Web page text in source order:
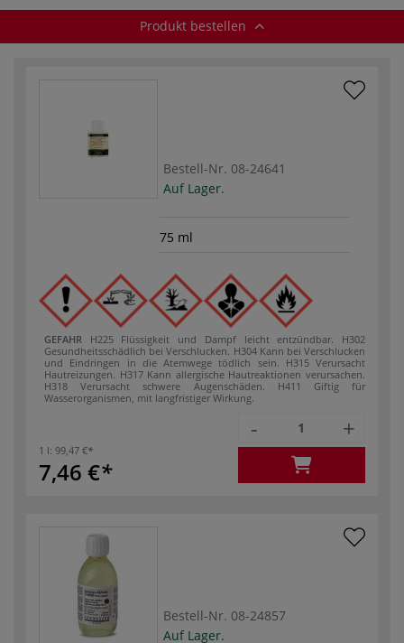
Produkt bestellen
Bestell-Nr. 08-24641
Auf Lager.
75 ml
GEFAHR H225 Flüssigkeit und Dampf leicht entzündbar.
H302
Gesundheitsschädlich bei Verschlucken. H304 Kann bei Verschlucken
und Eindringen in die Atemwege tödlich sein. H315 Verursacht
Hautreizungen. H317 Kann allergische Hautreaktionen verursachen.
H318 Verursacht schwere Augenschäden.
H411 Giftig für
Wasserorganismen, mit langfristiger Wirkung.
1 l: 99,47 €
7,46 €
- +
Bestell-Nr. 08-24857
Auf Lager.